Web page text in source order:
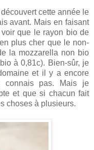
cette année le
avant. Mais en faisant
que le rayon bio de
plus cher que le non-
la mozzarella non bio
à 0,81c). Bien-sûr, je
et il y a encore
connais pas. Mais je
et que si chacun fait
choses à plusieurs.